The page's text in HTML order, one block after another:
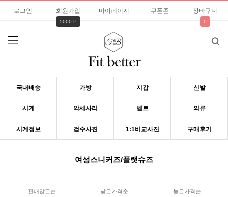
로그인 회원가입
5000 P
마이페이지 쿠폰존 장바구니
0
국내배송 가방 지갑 신발
시계 악세사리 벨트 의류
시계정보 검수사진 1:1비교사진 구매후기
여성스니커즈/플랫슈즈
판매많은순 낮은가격순 높은가격순